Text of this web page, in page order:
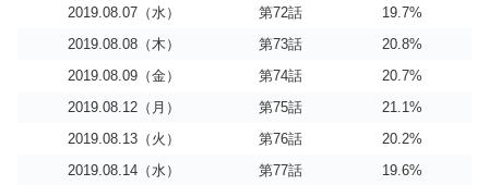
2019.08.07（水）
第72話
19.7%
2019.08.08（木）
第73話
20.8%
2019.08.09（金）
第74話
20.7%
2019.08.12（月）
第75話
21.1%
2019.08.13（火）
第76話
20.2%
2019.08.14（水）
第77話
19.6%